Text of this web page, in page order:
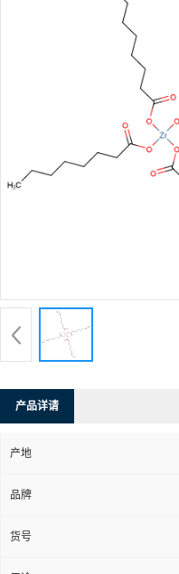
产品详请
产地
品牌
货号